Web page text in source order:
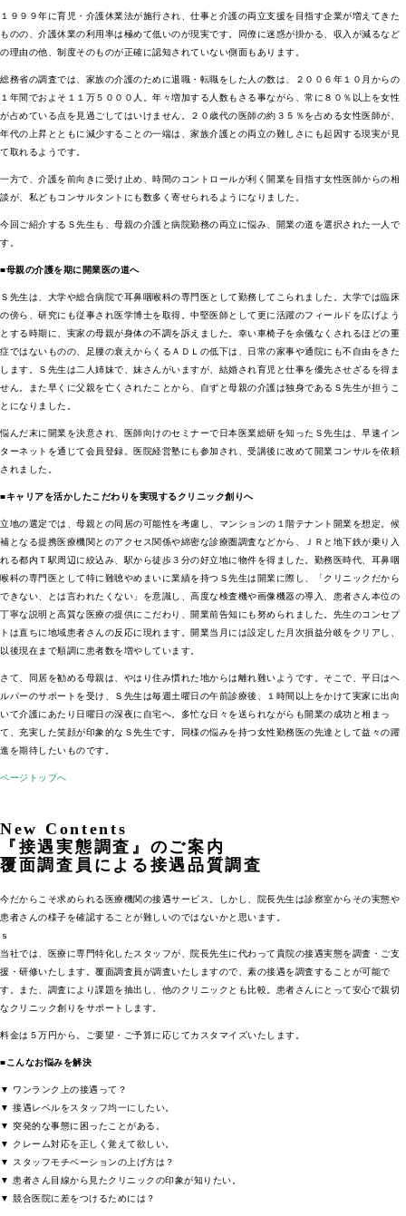
１９９９年に育児・介護休業法が施行され、仕事と介護の両立支援を目指す企業が増えてきた
ものの、介護休業の利用率は極めて低いのが現実です。同僚に迷惑が掛かる、収入が減るなど
の理由の他、制度そのものが正確に認知されていない側面もあります。
総務省の調査では、家族の介護のために退職・転職をした人の数は、２００６年１０月からの
１年間でおよそ１１万５０００人。年々増加する人数もさる事ながら、常に８０％以上を女性
が占めている点を見過ごしてはいけません。２０歳代の医師の約３５％を占める女性医師が、
年代の上昇とともに減少することの一端は、家族介護との両立の難しさにも起因する現実が見
て取れるようです。
一方で、介護を前向きに受け止め、時間のコントロールが利く開業を目指す女性医師からの相
談が、私どもコンサルタントにも数多く寄せられるようになりました。
今回ご紹介するＳ先生も、母親の介護と病院勤務の両立に悩み、開業の道を選択された一人で
す。
■母親の介護を期に開業医の道へ
Ｓ先生は、大学や総合病院で耳鼻咽喉科の専門医として勤務してこられました。大学では臨床
の傍ら、研究にも従事され医学博士を取得。中堅医師として更に活躍のフィールドを広げよう
とする時期に、実家の母親が身体の不調を訴えました。幸い車椅子を余儀なくされるほどの重
症ではないものの、足腰の衰えからくるＡＤＬの低下は、日常の家事や通院にも不自由をきた
します。Ｓ先生は二人姉妹で、妹さんがいますが、結婚され育児と仕事を優先させざるを得ま
せん。また早くに父親を亡くされたことから、自ずと母親の介護は独身であるＳ先生が担うこ
とになりました。
悩んだ末に開業を決意され、医師向けのセミナーで日本医業総研を知ったＳ先生は、早速イン
ターネットを通じて会員登録。医院経営塾にも参加され、受講後に改めて開業コンサルを依頼
されました。
■キャリアを活かしたこだわりを実現するクリニック創りへ
立地の選定では、母親との同居の可能性を考慮し、マンションの１階テナント開業を想定。候
補となる提携医療機関とのアクセス関係や綿密な診療圏調査などから、ＪＲと地下鉄が乗り入
れる都内Ｔ駅周辺に絞込み、駅から徒歩３分の好立地に物件を得ました。勤務医時代、耳鼻咽
喉科の専門医として特に難聴やめまいに業績を持つＳ先生は開業に際し、「クリニックだから
できない、とは言われたくない」を意識し、高度な検査機や画像機器の導入、患者さん本位の
丁寧な説明と高質な医療の提供にこだわり、開業前告知にも努められました。先生のコンセプ
トは直ちに地域患者さんの反応に現れます。開業当月には設定した月次損益分岐をクリアし、
以後現在まで順調に患者数を増やしています。
さて、同居を勧める母親は、やはり住み慣れた地からは離れ難いようです。そこで、平日はヘ
ルパーのサポートを受け、Ｓ先生は毎週土曜日の午前診療後、１時間以上をかけて実家に出向
いて介護にあたり日曜日の深夜に自宅へ。多忙な日々を送られながらも開業の成功と相まっ
て、充実した笑顔が印象的なＳ先生です。同様の悩みを持つ女性勤務医の先達として益々の躍
進を期待したいものです。
ページトップへ
New Contents
『接遇実態調査』のご案内
覆面調査員による接遇品質調査
今だからこそ求められる医療機関の接遇サービス。しかし、院長先生は診察室からその実態や
患者さんの様子を確認することが難しいのではないかと思います。
ｓ
当社では、医療に専門特化したスタッフが、院長先生に代わって貴院の接遇実態を調査・ご支
援・研修いたします。覆面調査員が調査いたしますので、素の接遇を調査することが可能で
す。また、調査により課題を抽出し、他のクリニックとも比較。患者さんにとって安心で親切
なクリニック創りをサポートします。
料金は５万円から。ご要望・ご予算に応じてカスタマイズいたします。
■こんなお悩みを解決
▼ ワンランク上の接遇って？
▼ 接遇レベルをスタッフ均一にしたい。
▼ 突発的な事態に困ったことがある。
▼ クレーム対応を正しく覚えて欲しい。
▼ スタッフモチベーションの上げ方は？
▼ 患者さん目線から見たクリニックの印象が知りたい。
▼ 競合医院に差をつけるためには？